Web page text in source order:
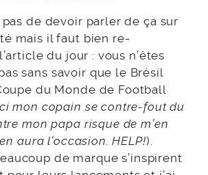
pas de devoir parler de ça sur
mais il faut bien re-
du jour : vous n’êtes
sans savoir que le Brésil
du Monde de Football
mon copain se contre-fout du
mon papa risque de m’en
aura l’occasion. HELP!).
de marque s’inspirent